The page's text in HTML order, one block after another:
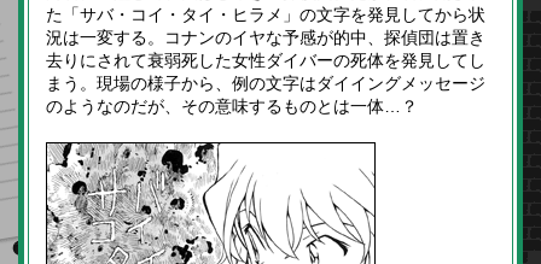
た「サバ・コイ・タイ・ヒラメ」の文字を発見してから状
況は一変する。コナンのイヤな予感が的中、探偵団は置き
去りにされて衰弱死した女性ダイバーの死体を発見してし
まう。現場の様子から、例の文字はダイイングメッセージ
のようなのだが、その意味するものとは一体…？